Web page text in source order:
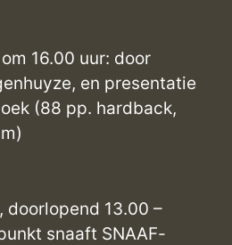
16.00 uur: door
en presentatie
(88 pp. hardback,
doorlopend 13.00 –
snaaft SNAAF-